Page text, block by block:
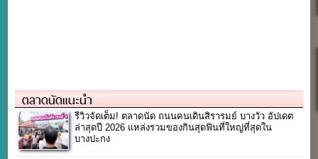
ตลาดนัดแนะนำ
รีวิวจัดเต็ม! ตลาดนัด ถนนคนเดินสิรารมย์ บางวัว อัปเดต
ล่าสุดปี 2026 แหล่งรวมของกินสุดฟินที่ใหญ่ที่สุดใน
บางปะกง